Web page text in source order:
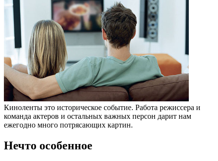
Киноленты это историческое событие. Работа режиссера и
команда актеров и остальных важных персон дарит нам
ежегодно много потрясающих картин.
Нечто особенное